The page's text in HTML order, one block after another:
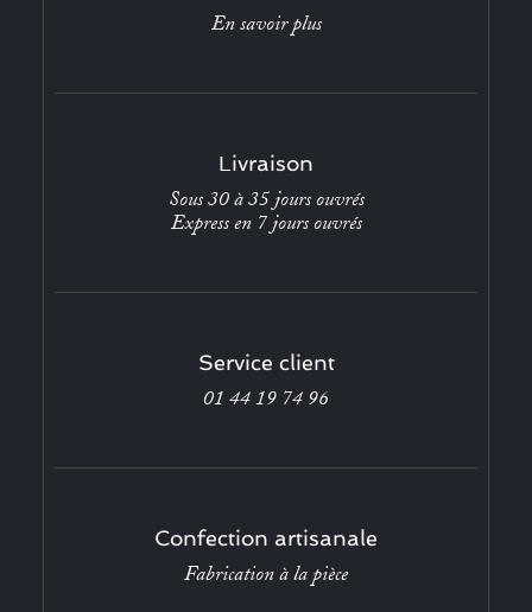
En savoir plus
Livraison
Sous 30 à 35 jours ouvrés
Express en 7 jours ouvrés
Service client
01 44 19 74 96
Confection artisanale
Fabrication à la pièce